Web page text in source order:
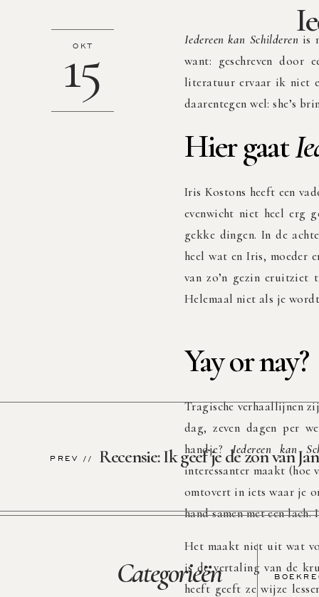
15
OKT Iedereen kan Schilderen is
want: geschreven door
literatuur ervaar ik niet
daarentegen wel: she’s
Hier gaat
Iris Kostons heeft een
evenwicht niet heel erg
gekke dingen. In de
heel wat en Iris, moeder
van zo’n gezin eruitziet
Helemaal niet als je
Yay or nay?
Tragische verhaallijnen
dag, zeven dagen per
handje?Iedereen kan
interessanter maakt (hoe
omtovert in iets waar je
hand samen met een lach.
Het maakt niet uit wat
is de vertaling van de
heeft geeft ze wijze
Recensie: Ik geef je de zon van
PREV //
Categorieën